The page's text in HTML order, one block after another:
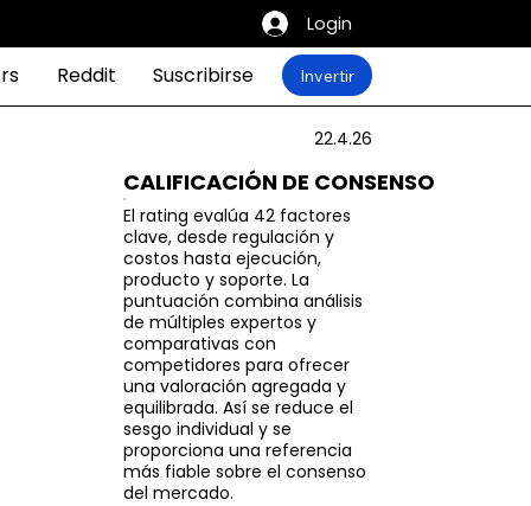
Login
Reddit Suscribirse Invertir
22.4.26
CALIFICACIÓN DE CONSENSO
El rating evalúa 42 factores
clave, desde regulación y
costos hasta ejecución,
producto y soporte. La
puntuación combina análisis
de múltiples expertos y
comparativas con
competidores para ofrecer
una valoración agregada y
equilibrada. Así se reduce el
sesgo individual y se
proporciona una referencia
más fiable sobre el consenso
del mercado.